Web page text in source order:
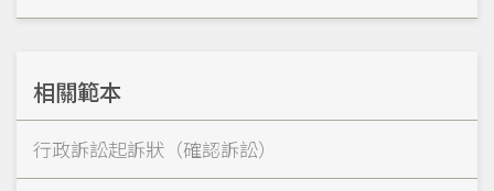
相關範本
行政訴訟起訴狀（確認訴訟）